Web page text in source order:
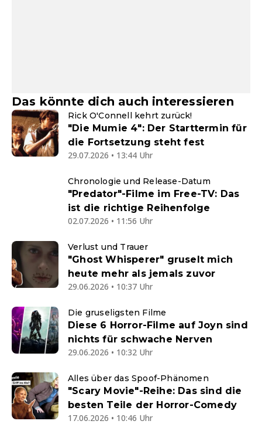
Das könnte dich auch interessieren
Rick O'Connell kehrt zurück!
"Die Mumie 4": Der Starttermin für
die Fortsetzung steht fest
29.07.2026 • 13:44 Uhr
Chronologie und Release-Datum
"Predator"-Filme im Free-TV: Das
ist die richtige Reihenfolge
02.07.2026 • 11:56 Uhr
Verlust und Trauer
"Ghost Whisperer" gruselt mich
heute mehr als jemals zuvor
29.06.2026 • 10:37 Uhr
Die gruseligsten Filme
Diese 6 Horror-Filme auf Joyn sind
nichts für schwache Nerven
29.06.2026 • 10:32 Uhr
Alles über das Spoof-Phänomen
"Scary Movie"-Reihe: Das sind die
besten Teile der Horror-Comedy
17.06.2026 • 10:46 Uhr